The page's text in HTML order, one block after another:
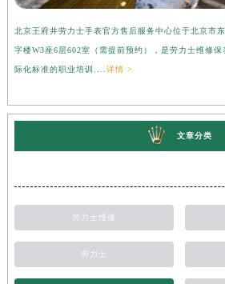
北京王府井劳力士手表官方售后服务中心位于北京市
字楼W3座6层602室（需提前预约），是劳力士维修
际化标准的职业培训.... 详情 >
文章分类
劳力士维修
劳力士